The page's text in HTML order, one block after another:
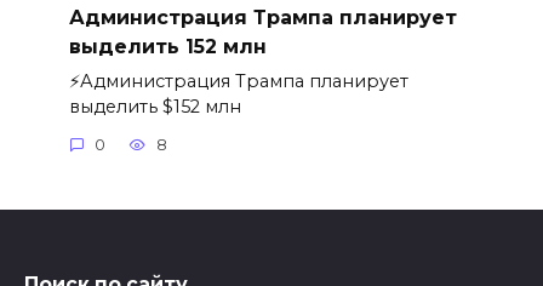
Администрация Трампа планирует
выделить 152 млн
⚡️Администрация Трампа планирует
выделить $152 млн
0 8